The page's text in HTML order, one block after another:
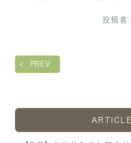
投稿者:
PREV
ARTICLE